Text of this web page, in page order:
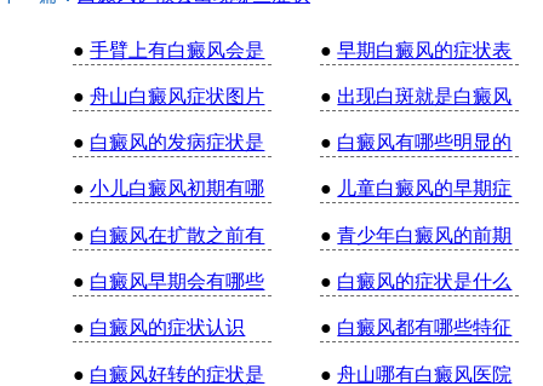
●手臂上有白癜风会是 ●早期白癜风的症状表
●舟山白癜风症状图片 ● 出现白斑就是白癜风
● 白癜风的发病症状是 ● 白癜风有哪些明显的
●小儿白癜风初期有哪 ● 儿童白癜风的早期症
● 白癜风在扩散之前有 ●青少年白癜风的前期
● 白癜风早期会有哪些 ● 白癜风的症状是什么
● 白癜风的症状认识 ● 白癜风都有哪些特征
● 白癜风好转的症状是 ●舟山哪有白癜风医院